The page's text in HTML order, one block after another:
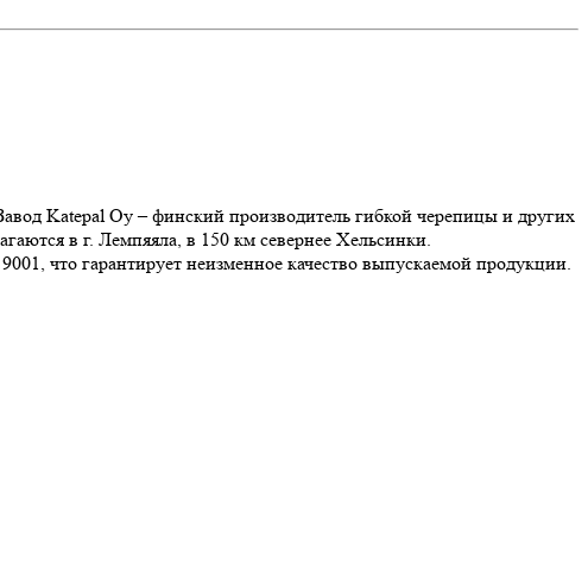
Katepal Oy – финский производитель гибкой черепицы и других
в г. Лемпяяла, в 150 км севернее Хельсинки.
что гарантирует неизменное качество выпускаемой продукции.